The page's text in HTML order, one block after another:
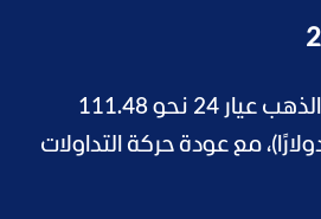
سجل سعر بيع غرام الذهب عيار 24 نحو 111.48
(نحو 157.90 دولارًا)، مع عودة حركة التداولات